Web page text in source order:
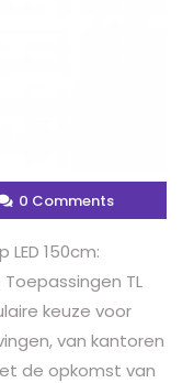
0 Comments
LED 150cm:
TL
keuze voor
van kantoren
de opkomst van